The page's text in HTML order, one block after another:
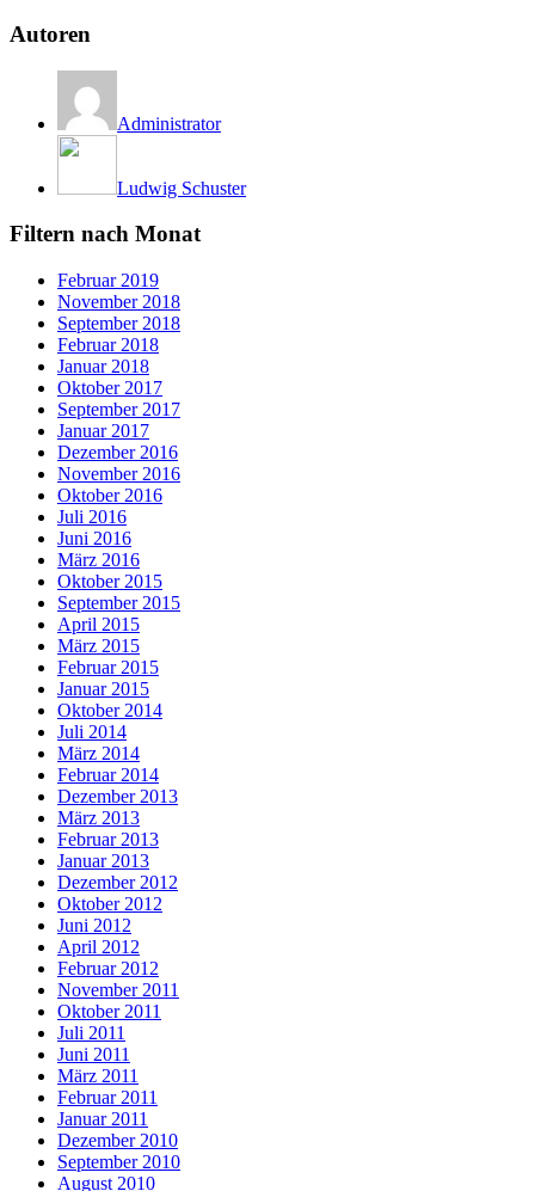
Autoren
Administrator
Ludwig Schuster
Filtern nach Monat
Februar 2019
November 2018
September 2018
Februar 2018
Januar 2018
Oktober 2017
September 2017
Januar 2017
Dezember 2016
November 2016
Oktober 2016
Juli 2016
Juni 2016
März 2016
Oktober 2015
September 2015
April 2015
März 2015
Februar 2015
Januar 2015
Oktober 2014
Juli 2014
März 2014
Februar 2014
Dezember 2013
März 2013
Februar 2013
Januar 2013
Dezember 2012
Oktober 2012
Juni 2012
April 2012
Februar 2012
November 2011
Oktober 2011
Juli 2011
Juni 2011
März 2011
Februar 2011
Januar 2011
Dezember 2010
September 2010
August 2010